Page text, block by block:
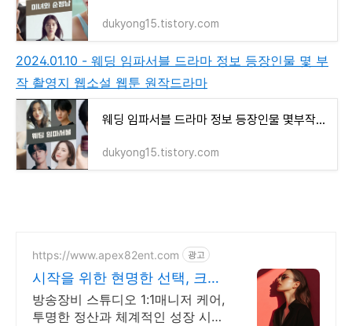
dukyong15.tistory.com
2024.01.10 - 웨딩 임파서블 드라마 정보 등장인물 몇 부
작 촬영지 웹소설 웹툰 원작드라마
웨딩 임파서블 드라마 정보 등장인물 몇부작 촬영지 웹소설 웹툰 원작드라마
dukyong15.tistory.com
https://www.apex82ent.com 광고
시작을 위한 현명한 선택, 크리
에이터, BJ 상시 모집
방송장비 스튜디오 1:1매니저 케어,
투명한 정산과 체계적인 성장 시스